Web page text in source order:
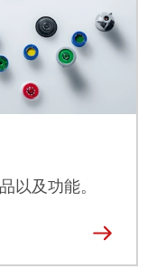
以及功能。